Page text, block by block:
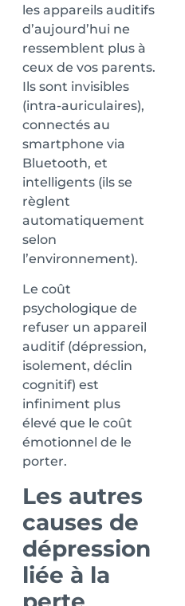
les appareils auditifs
d’aujourd’hui ne
ressemblent plus à
ceux de vos parents.
Ils sont invisibles
(intra-auriculaires),
connectés au
smartphone via
Bluetooth, et
intelligents (ils se
règlent
automatiquement
selon
l’environnement).
Le coût
psychologique de
refuser un appareil
auditif (dépression,
isolement, déclin
cognitif) est
infiniment plus
élevé que le coût
émotionnel de le
porter.
Les autres
causes de
dépression
liée à la